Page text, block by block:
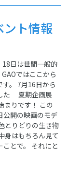
ト情報
日は世間一般的
ではここから
。 7月16日から
た 夏期企画展
まりです！ この
公開の映画のモデ
とりどりの生き物
身はもちろん見て
とで。 それにと